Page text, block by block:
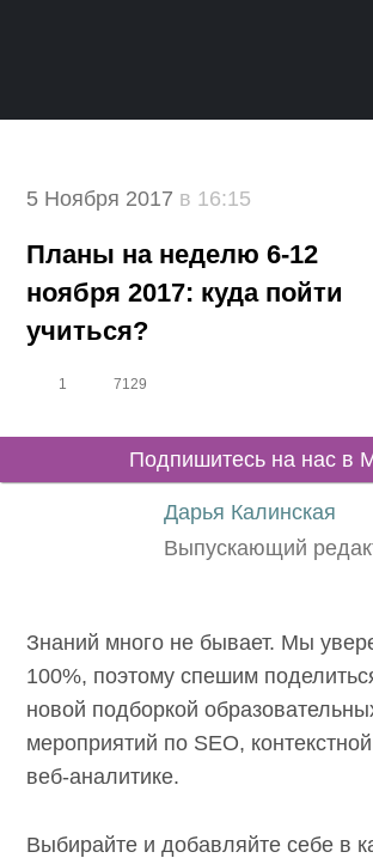
5 Ноября 2017 в 16:15
Планы на неделю 6-12
ноября 2017: куда пойти
учиться?
1 7129
Подпишитесь на нас в
Дарья Калинская
Выпускающий
Знаний много не бывает. Мы
100%, поэтому спешим
новой подборкой
мероприятий по SEO,
веб-аналитике.
Выбирайте и добавляйте себе в